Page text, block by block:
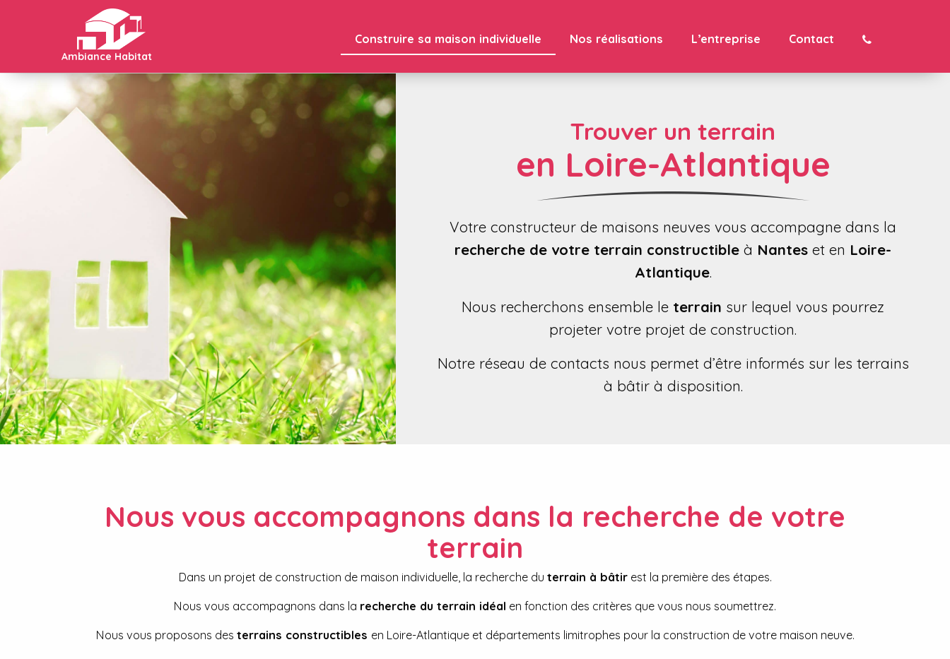
Ambiance Habitat
Construire sa maison individuelle Nos réalisations L’entreprise Contact
Trouver un terrain
en Loire-Atlantique
Votre constructeur de maisons neuves vous accompagne dans la
recherche de votre terrain constructible à Nantes et en Loire-
Atlantique.
Nous recherchons ensemble le terrain sur lequel vous pourrez
projeter votre projet de construction.
Notre réseau de contacts nous permet d’être informés sur les terrains
à bâtir à disposition.
Nous vous accompagnons dans la recherche de votre
terrain
Dans un projet de construction de maison individuelle, la recherche du terrain à bâtirest la première des étapes.
Nous vous accompagnons dans la recherche du terrain idéal en fonction des critères que vous nous soumettrez.
Nous vous proposons des terrains constructibles en Loire-Atlantique et départements limitrophes pour la construction de votre maison neuve.